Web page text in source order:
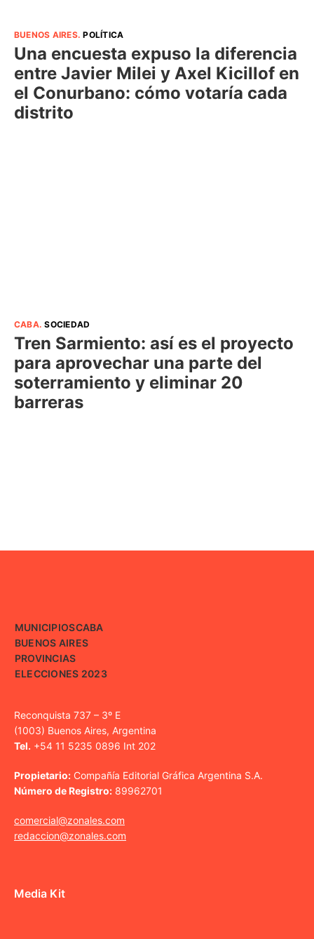
BUENOS AIRES.POLÍTICA
Una encuesta expuso la diferencia
entre Javier Milei y Axel Kicillof en
el Conurbano: cómo votaría cada
distrito
CABA.SOCIEDAD
Tren Sarmiento: así es el proyecto
para aprovechar una parte del
soterramiento y eliminar 20
barreras
MUNICIPIOSCABA
BUENOS AIRES
PROVINCIAS
ELECCIONES 2023
Reconquista 737 – 3º E
(1003) Buenos Aires, Argentina
Tel. +54 11 5235 0896 Int 202
Propietario: Compañía Editorial Gráfica Argentina S.A.
Número de Registro: 89962701
comercial@zonales.com
redaccion@zonales.com
Media Kit